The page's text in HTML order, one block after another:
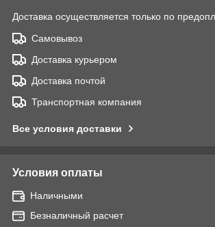
Доставка осуществляется только по
Самовывоз
Доставка курьером
Доставка почтой
Транспортная компания
Все условия доставки
Условия оплаты
Наличными
Безналичный расчет